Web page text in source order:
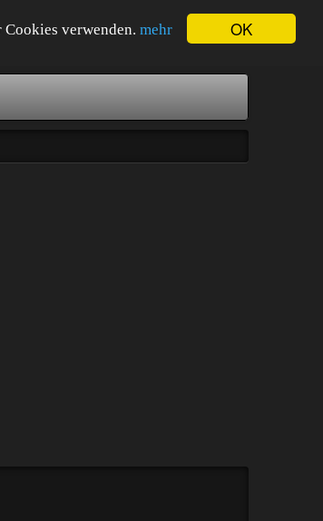
OK
verwenden. mehr